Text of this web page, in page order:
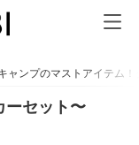
ャンプのマストアイテム
ーセット〜